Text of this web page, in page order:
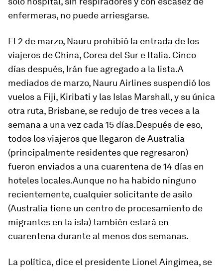
enfermeras, no puede arriesgarse.
El 2 de marzo, Nauru prohibió la entrada de los
viajeros ​​de China, Corea del Sur e Italia. Cinco
días después, Irán fue agregado a la lista.A
mediados de marzo, Nauru Airlines suspendió los
vuelos a Fiji, Kiribati y las Islas Marshall, y su única
otra ruta, Brisbane, se redujo de tres veces a la
semana a una vez cada 15 días.Después de eso,
todos los viajeros que llegaron de Australia
(principalmente residentes que regresaron)
fueron enviados a una cuarentena de 14 días en
hoteles locales.Aunque no ha habido ninguno
recientemente, cualquier solicitante de asilo
(Australia tiene un centro de procesamiento de
migrantes en la isla) también estará en
cuarentena durante al menos dos semanas.
La política, dice el presidente Lionel Aingimea, se